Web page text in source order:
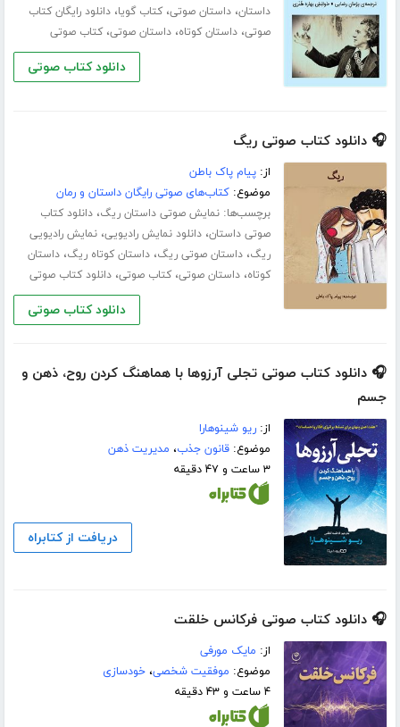
داستان،داستان صوتی،کتاب گویا،دانلود رایگان کتاب
صوتی،داستان کوتاه،داستان صوتی،کتاب صوتی
دانلود کتاب صوتی
🎧 دانلود کتاب صوتی ریگ
از:پیام پاک باطن
موضوع:کتاب‌های صوتی رایگان داستان و رمان
برچسب‌ها:نمایش صوتی داستان ریگ،دانلود کتاب
صوتی داستان،دانلود نمایش رادیویی،نمایش رادیویی
ریگ،داستان صوتی ریگ،داستان کوتاه ریگ،داستان
کوتاه،داستان صوتی،کتاب صوتی،دانلود کتاب صوتی
دانلود کتاب صوتی
🎧 دانلود کتاب صوتی تجلی آرزوها با هماهنگ کردن روح، ذهن و
جسم
از:ریو شینوهارا
موضوع:قانون جذب، مدیریت ذهن
۳ ساعت و ۴۷ دقیقه
دریافت از کتابراه
🎧 دانلود کتاب صوتی فرکانس خلقت
از: مایک مورفی
موضوع: موفقیت شخصی،خودسازی
۴ ساعت و ۴۳ دقیقه